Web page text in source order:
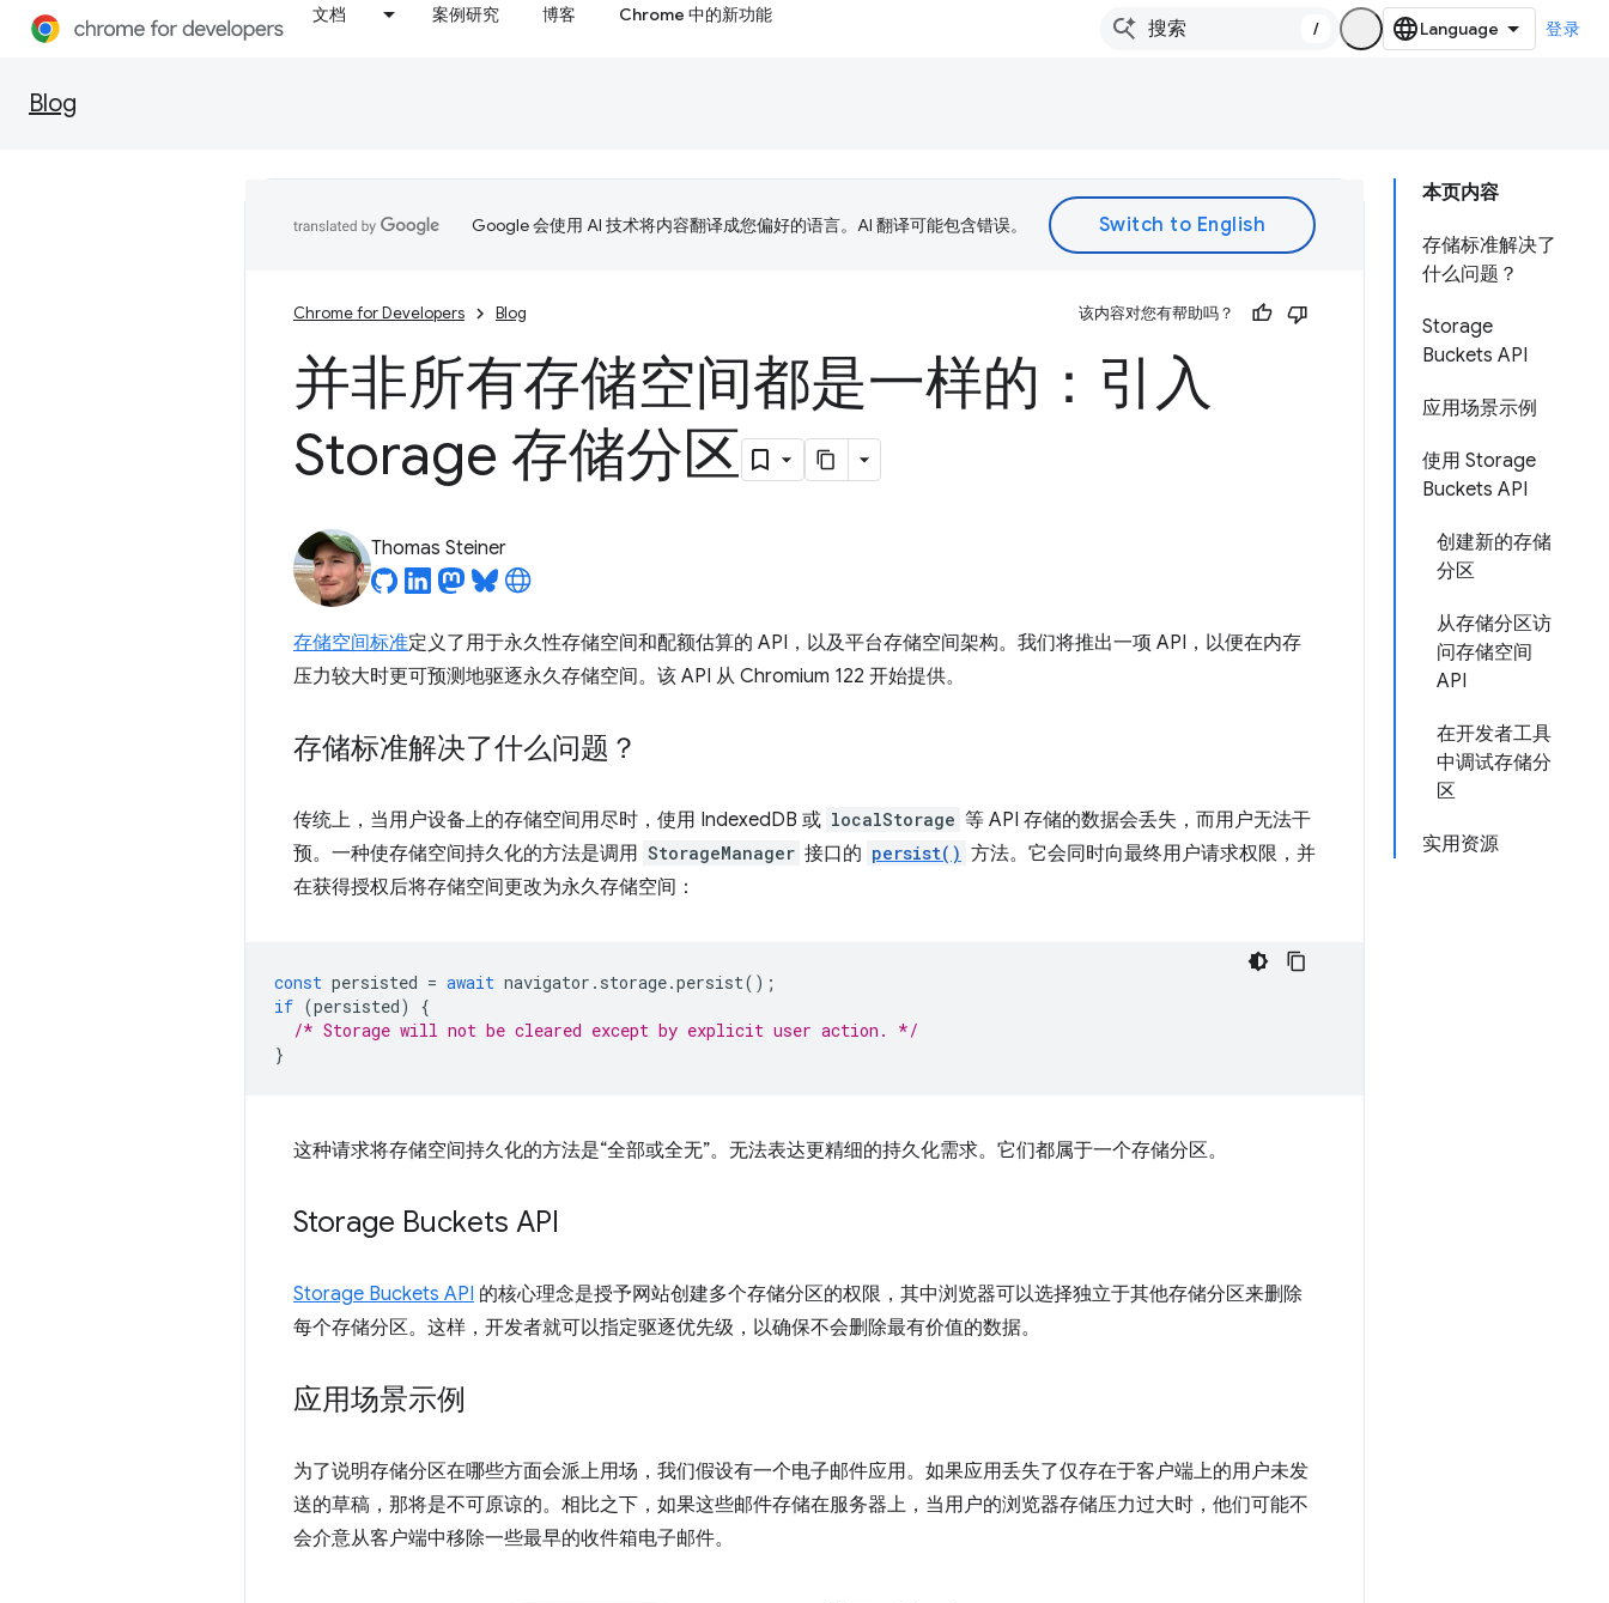
文档 案例研究 博客 Chrome 中的新功能
/ 登录
Blog
本页内容
存储标准解决了
什么问题？
Storage
Buckets API
应用场景示例
使用 Storage
Buckets API
创建新的存储
分区
从存储分区访
问存储空间
API
在开发者工具
中调试存储分
区
实用资源
Google 会使用 AI 技术将内容翻译成您偏好的语言。AI 翻译可能包含错误。
Chrome for Developers Blog 该内容对您有帮助吗？
并非所有存储空间都是一样的：引入
Storage 存储分区
Thomas Steiner
存储空间标准定义了用于永久性存储空间和配额估算的 API，以及平台存储空间架构。我们将推出一项 API，以便在内存
压力较大时更可预测地驱逐永久存储空间。该 API 从 Chromium 122 开始提供。
存储标准解决了什么问题？
传统上，当用户设备上的存储空间用尽时，使用 IndexedDB 或 localStorage 等 API 存储的数据会丢失，而用户无法干
预。一种使存储空间持久化的方法是调用 StorageManager 接口的 persist() 方法。它会同时向最终用户请求权限，并
在获得授权后将存储空间更改为永久存储空间：
const persisted = await navigator . storage.persist();
if (persisted)
{
/* Storage will not be cleared except by explicit user action. */
}
这种请求将存储空间持久化的方法是“全部或全无”。无法表达更精细的持久化需求。它们都属于一个存储分区。
Storage Buckets API
Storage Buckets API 的核心理念是授予网站创建多个存储分区的权限，其中浏览器可以选择独立于其他存储分区来删除
每个存储分区。这样，开发者就可以指定驱逐优先级，以确保不会删除最有价值的数据。
应用场景示例
为了说明存储分区在哪些方面会派上用场，我们假设有一个电子邮件应用。如果应用丢失了仅存在于客户端上的用户未发
送的草稿，那将是不可原谅的。相比之下，如果这些邮件存储在服务器上，当用户的浏览器存储压力过大时，他们可能不
会介意从客户端中移除一些最早的收件箱电子邮件。